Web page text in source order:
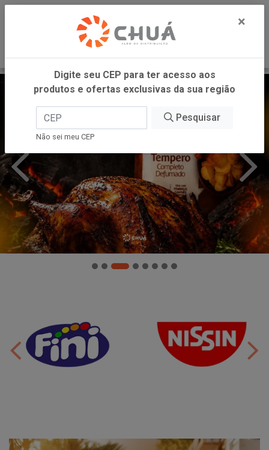
×
Digite seu CEP para ter acesso aos
produtos e ofertas exclusivas da sua região
Pesquisar
Não sei meu CEP